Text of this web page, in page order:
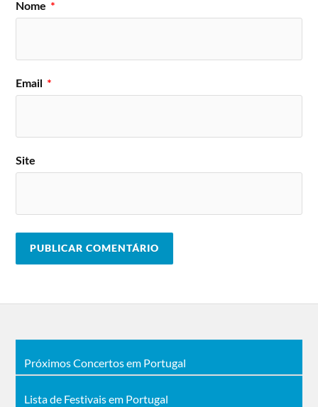
Nome *
Email *
Site
Próximos Concertos em Portugal
Lista de Festivais em Portugal